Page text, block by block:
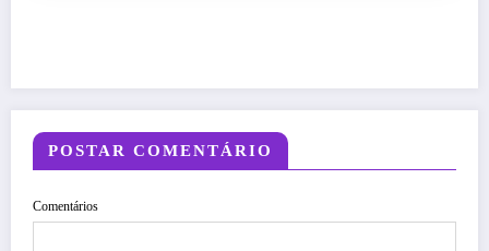
POSTAR COMENTÁRIO
Comentários